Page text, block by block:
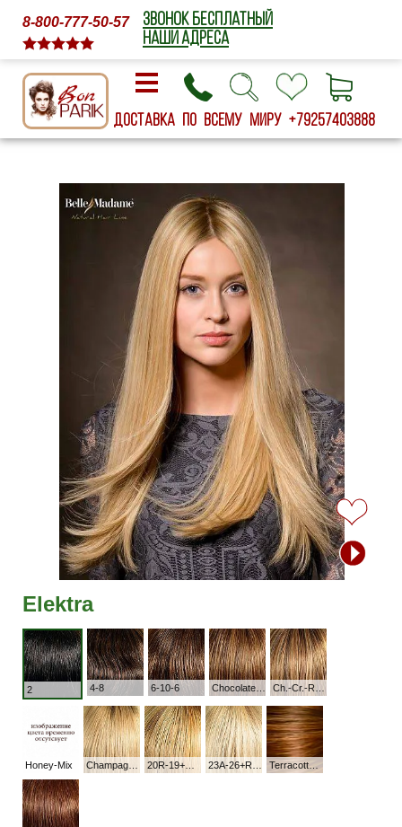
8-800-777-50-57
ЗВОНОК БЕСПЛАТНЫЙ
НАШИ АДРЕСА
Доставка по всему миру +79257403888
Elektra
2 4-8 6-10-6 Ch.-Cr.-R (10-27-20R+R8)
Honey-Mix